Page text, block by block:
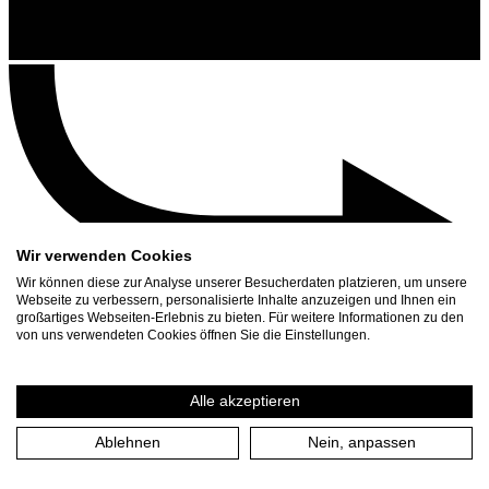
Contact
Press Download
Wir verwenden Cookies
Wir können diese zur Analyse unserer Besucherdaten platzieren, um unsere
Webseite zu verbessern, personalisierte Inhalte anzuzeigen und Ihnen ein
großartiges Webseiten-Erlebnis zu bieten. Für weitere Informationen zu den
von uns verwendeten Cookies öffnen Sie die Einstellungen.
Alle akzeptieren
Ablehnen Nein, anpassen